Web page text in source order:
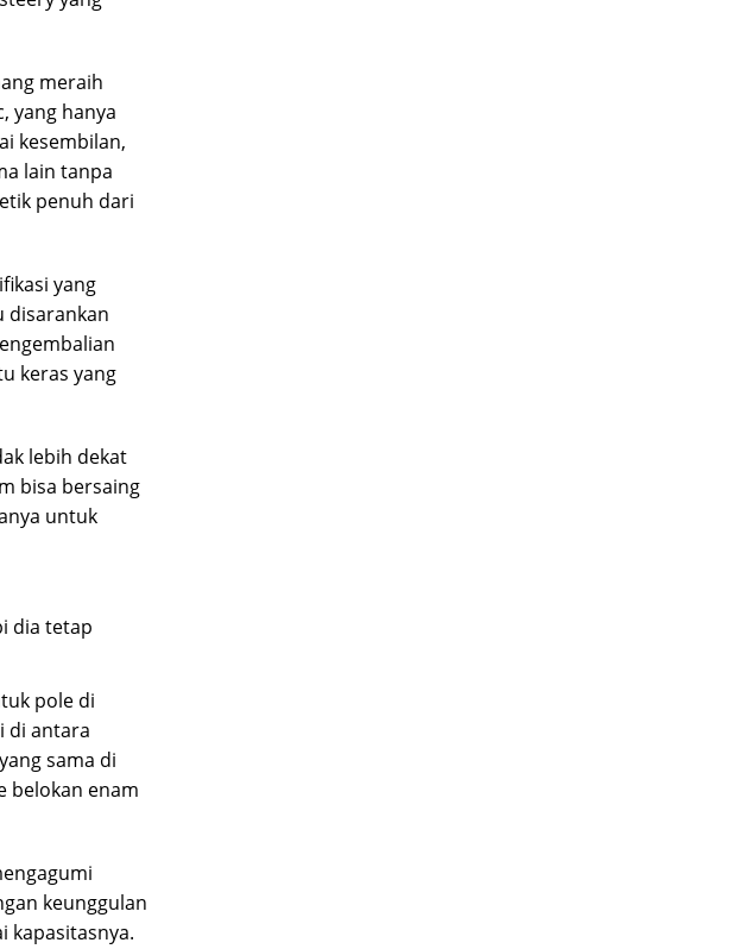
meraih
yang hanya
kesembilan,
lain tanpa
penuh dari
yang
disarankan
keras yang
lebih dekat
bisa bersaing
untuk
dia tetap
pole di
di antara
sama di
belokan enam
keunggulan
kapasitasnya.